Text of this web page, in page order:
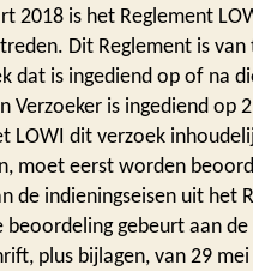
2018 is het Reglement
Dit Reglement is van
dat is ingediend op of na
Verzoeker is ingediend op
LOWI dit verzoek
moet eerst worden
de indieningseisen uit het
beoordeling gebeurt aan
plus bijlagen, van 29